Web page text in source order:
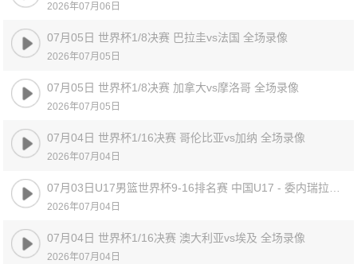
2026年07月06日
07月05日 世界杯1/8决赛 巴拉圭vs法国 全场录像
2026年07月05日
07月05日 世界杯1/8决赛 加拿大vs摩洛哥 全场录像
2026年07月05日
07月04日 世界杯1/16决赛 哥伦比亚vs加纳 全场录像
2026年07月04日
07月03日U17男篮世界杯9-16排名赛 中国U17 - 委内瑞拉U17 全场录像
2026年07月04日
07月04日 世界杯1/16决赛 澳大利亚vs埃及 全场录像
2026年07月04日